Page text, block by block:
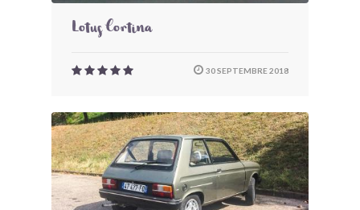
Lotus Cortina
30 SEPTEMBRE 2018